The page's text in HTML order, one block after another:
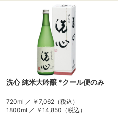
洗心 純米大吟醸 *クール便のみ
720ml ／ ￥7,062 （税込）
1800ml ／ ￥14,850 （税込）